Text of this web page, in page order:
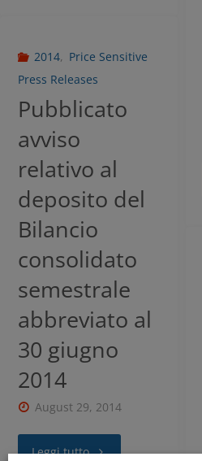
2014, Price Sensitive
Press Releases
Pubblicato
avviso
relativo al
deposito del
Bilancio
consolidato
semestrale
abbreviato al
30 giugno
2014
August 29, 2014
Leggi tutto